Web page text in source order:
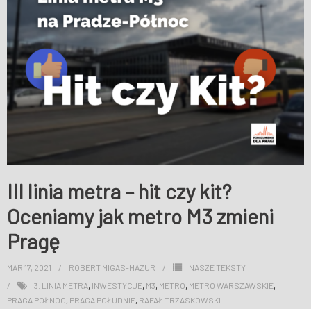
III linia metra – hit czy kit?
Oceniamy jak metro M3 zmieni
Pragę
MAR 17, 2021 ROBERT MIGAS-MAZUR
NASZE TEKSTY
3. LINIA METRA, INWESTYCJE, M3, METRO, METRO WARSZAWSKIE,
PRAGA PÓŁNOC, PRAGA POŁUDNIE, RAFAŁ TRZASKOWSKI